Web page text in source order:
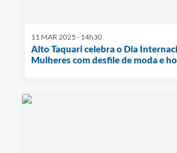
11 MAR 2025 - 14h30
Alto Taquari celebra o Dia
Mulheres com desfile de moda e